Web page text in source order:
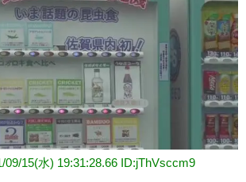
09/15(水) 19:31:28.66 ID:jThVsccm9